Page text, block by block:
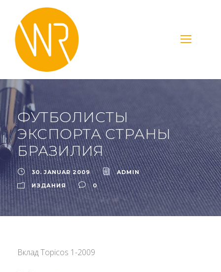
ФУТБОЛИСТЫ
ЭКСПОРТА СТРАНЫ
БРАЗИЛИЯ
30. JANUAR 2009
ADMIN
ИЗДАНИЯ
0
Вклад Topicos 1-2009